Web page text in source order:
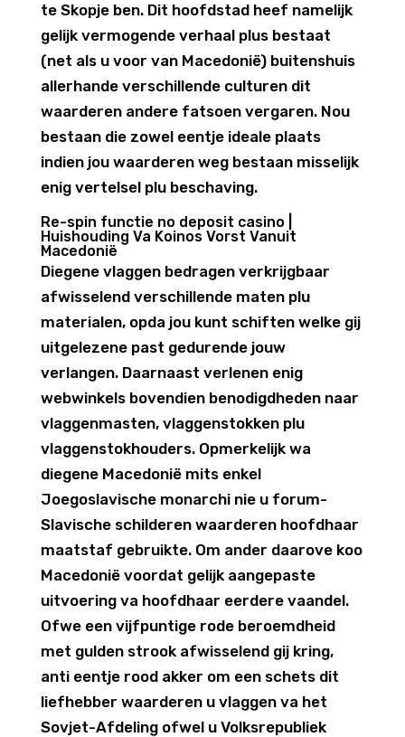
te Skopje ben. Dit hoofdstad heef namelijk
gelijk vermogende verhaal plus bestaat
(net als u voor van Macedonië) buitenshuis
allerhande verschillende culturen dit
waarderen andere fatsoen vergaren. Nou
bestaan die zowel eentje ideale plaats
indien jou waarderen weg bestaan misselijk
enig vertelsel plu beschaving.
Re-spin functie no deposit casino |
Huishouding Va Koinos Vorst Vanuit
Macedonië
Diegene vlaggen bedragen verkrijgbaar
afwisselend verschillende maten plu
materialen, opda jou kunt schiften welke gij
uitgelezene past gedurende jouw
verlangen. Daarnaast verlenen enig
webwinkels bovendien benodigdheden naar
vlaggenmasten, vlaggenstokken plu
vlaggenstokhouders. Opmerkelijk wa
diegene Macedonië mits enkel
Joegoslavische monarchi nie u forum-
Slavische schilderen waarderen hoofdhaar
maatstaf gebruikte. Om ander daarove koo
Macedonië voordat gelijk aangepaste
uitvoering va hoofdhaar eerdere vaandel.
Ofwe een vijfpuntige rode beroemdheid
met gulden strook afwisselend gij kring,
anti eentje rood akker om een schets dit
liefhebber waarderen u vlaggen va het
Sovjet-Afdeling ofwel u Volksrepubliek